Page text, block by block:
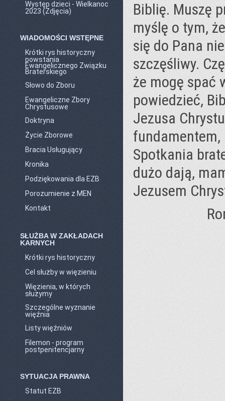
Występ dzieci - Wielkanoc
2023 (Zdjęcia)
WIADOMOŚCI WSTĘPNE
Krótki rys historyczny
powstania
Ewangelicznego Związku
Braterskiego
Słowo do Zboru
Ewangeliczne Zbory
Chrystusowe
Doktryna
Życie Zborowe
Bracia Usługujący
Kronika
Podziękowania dla EZB
Porozumienie z MEN
Kontakt
SŁUŻBA W ZAKŁADACH
KARNYCH
Krótki rys historyczny
Cel służby w więzieniu
Więzienia, w których
służymy
Szczególne wyznanie
więźnia
Listy więźniów
Filemon - program
postpenitencjarny
SYTUACJA PRAWNA
Statut EZB
Biblię. Muszę
myślę o tym,
się do Pana
szczęśliwy.
że mogę spać
powiedzieć,
Jezusa
fundamentem,
Spotkania
dużo dają,
Jezusem